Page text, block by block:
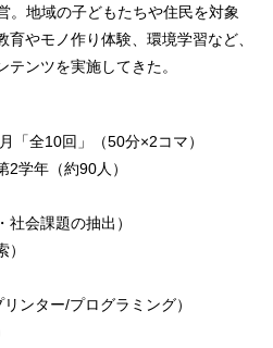
。地域の子どもたちや住民を対象
やモノ作り体験、環境学習など、
ンツを実施してきた。
「全10回」（50分×2コマ）
学年（約90人）
社会課題の抽出）
ンター/プログラミング）